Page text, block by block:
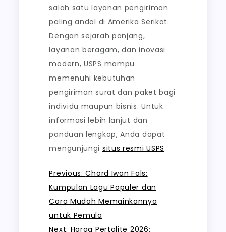
salah satu layanan pengiriman
paling andal di Amerika Serikat.
Dengan sejarah panjang,
layanan beragam, dan inovasi
modern, USPS mampu
memenuhi kebutuhan
pengiriman surat dan paket bagi
individu maupun bisnis. Untuk
informasi lebih lanjut dan
panduan lengkap, Anda dapat
mengunjungi situs resmi USPS.
Post
navigation
Previous: Chord Iwan Fals:
Kumpulan Lagu Populer dan
Cara Mudah Memainkannya
untuk Pemula
Next: Harga Pertalite 2026: